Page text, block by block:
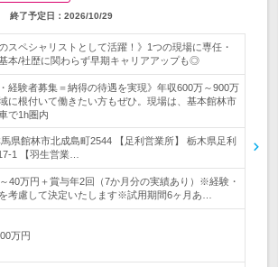
終了予定日： 2026/10/29
スペシャリストとして活躍！》1つの現場に専任・
本/社歴に関わらず早期キャリアアップも◎
・経験者募集＝納得の待遇を実現》年収600万～900万
に根付いて働きたい方もぜひ。現場は、基本館林市
で1h圏内
馬県館林市北成島町2544 【足利営業所】 栃木県足利
1 【羽生営業…
40万円＋賞与年2回（7か月分の実績あり）※経験・
考慮して決定いたします※試用期間6ヶ月あ…
万円